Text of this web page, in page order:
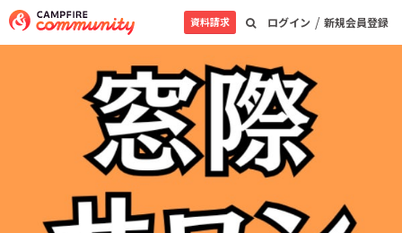
ログイン / 新規会員登録
資料請求